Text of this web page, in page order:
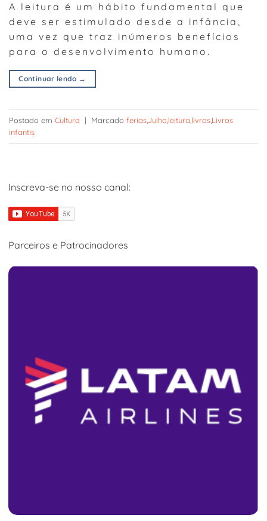
A leitura é um hábito fundamental que
deve ser estimulado desde a infância,
uma vez que traz inúmeros benefícios
para o desenvolvimento humano.
Continuar lendo →
Postado em Cultura | Marcado feriasJulho leitura livrosLivros
infantis
Inscreva-se no nosso canal:
Parceiros e Patrocinadores